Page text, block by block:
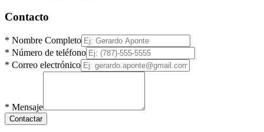
Contacto
* Nombre Completo
* Número de teléfono
* Correo electrónico
* Mensaje
Contactar